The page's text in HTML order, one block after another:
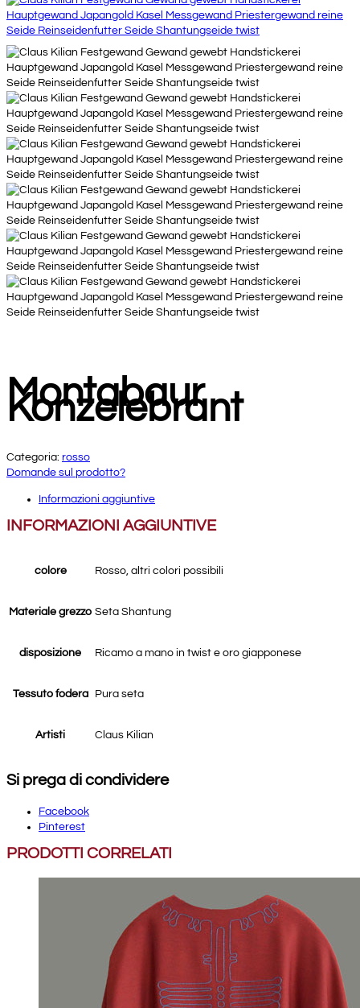
Montabaur
Konzelebrant
Categoria: rosso
Domande sul prodotto?
Informazioni aggiuntive
INFORMAZIONI AGGIUNTIVE
colore Rosso, altri colori possibili
Materiale grezzo Seta Shantung
disposizione Ricamo a mano in twist e oro giapponese
Tessuto fodera Pura seta
Artisti Claus Kilian
Si prega di condividere
Facebook
Pinterest
PRODOTTI CORRELATI